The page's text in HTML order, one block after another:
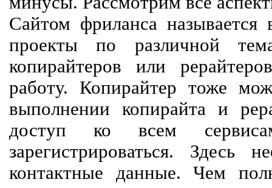
Сайтом фриланса называется
проекты по различной
копирайтеров или
работу. Копирайтер тоже
выполнении копирайта и
доступ ко всем
зарегистрироваться. Здесь
контактные данные. Чем